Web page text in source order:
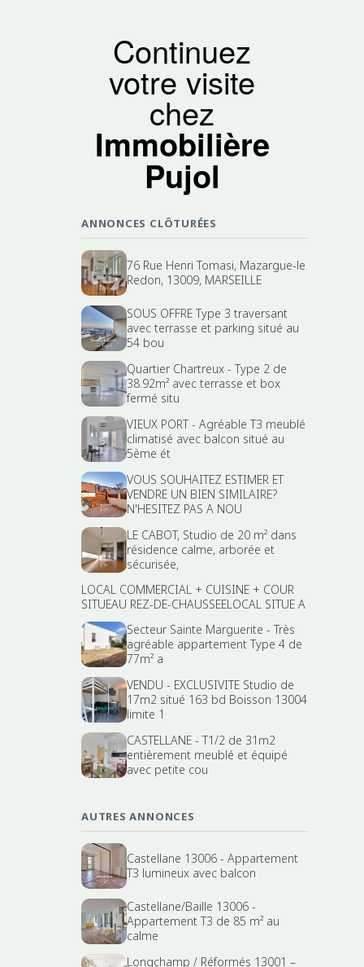
Continuez
votre visite
chez
Immobilière
Pujol
ANNONCES CLÔTURÉES
76 Rue Henri Tomasi, Mazargue-le
Redon, 13009, MARSEILLE
SOUS OFFRE Type 3 traversant
avec terrasse et parking situé au
54 bou
Quartier Chartreux - Type 2 de
38.92m² avec terrasse et box
fermé situ
VIEUX PORT - Agréable T3 meublé
climatisé avec balcon situé au
5ème ét
VOUS SOUHAITEZ ESTIMER ET
VENDRE UN BIEN SIMILAIRE?
N'HESITEZ PAS A NOU
LE CABOT, Studio de 20 m² dans
résidence calme, arborée et
sécurisée,
LOCAL COMMERCIAL + CUISINE + COUR
SITUEAU REZ-DE-CHAUSSEELOCAL SITUE A
Secteur Sainte Marguerite - Très
agréable appartement Type 4 de
77m² a
VENDU - EXCLUSIVITE Studio de
17m2 situé 163 bd Boisson 13004
limite 1
CASTELLANE - T1/2 de 31m2
entièrement meublé et équipé
avec petite cou
AUTRES ANNONCES
Castellane 13006 - Appartement
T3 lumineux avec balcon
Castellane/Baille 13006 -
Appartement T3 de 85 m² au
calme
Longchamp / Réformés 13001 –